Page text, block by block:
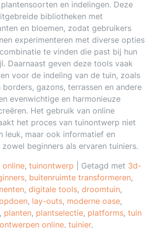
en indelingen. Deze
bibliotheken met
en bloemen, zodat gebruikers
experimenteren met diverse opties
te vinden die past bij hun
Daarnaast geven deze tools vaak
voor de indeling van de tuin, zoals
gazons, terrassen en andere
evenwichtige en harmonieuze
Het gebruik van online
het proces van tuinontwerp niet
leuk, maar ook informatief en
beginners als ervaren tuiniers.
online, tuinontwerp Getagd met 3d-
, buitenruimte transformeren,
, digitale tools, droomtuin,
, lay-outs, moderne oase,
, planten, plantselectie, platforms, tuin
online, tuinier,